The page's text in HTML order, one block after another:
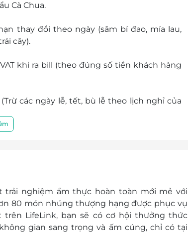
Cà Chua.
thay đổi theo ngày (sâm bí đao, mía lau,
cây).
khi ra bill (theo đúng số tiền khách hàng
các ngày lễ, tết, bù lễ theo lịch nghỉ của
70% theo giá niêm yết, thanh toán trực tiếp
trải nghiệm ẩm thực hoàn toàn mới mẻ với
80 món nhúng thượng hạng được phục vụ
LifeLink, bạn sẽ có cơ hội thưởng thức
gian sang trọng và ấm cúng, chỉ có tại